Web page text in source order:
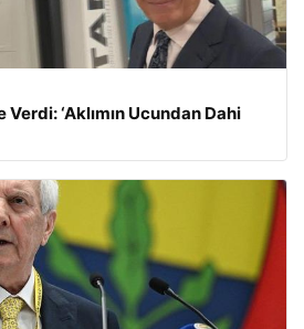
‘Aklımın Ucundan Dahi